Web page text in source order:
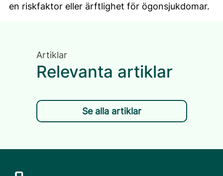
en riskfaktor eller ärftlighet för ögonsjukdomar.
Artiklar
Relevanta artiklar
Se alla artiklar